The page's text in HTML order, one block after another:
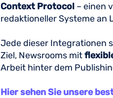
Context Protocol– einen
redaktioneller Systeme an
Jede dieser Integrationen
Ziel, Newsrooms mit
Arbeit hinter dem
Hier sehen Sie unsere